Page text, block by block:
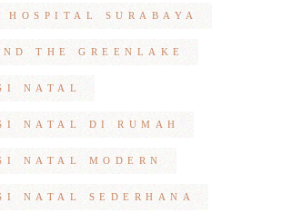
HOSPITAL SURABAYA
THE GREENLAKE
NATAL
NATAL DI RUMAH
NATAL MODERN
NATAL SEDERHANA